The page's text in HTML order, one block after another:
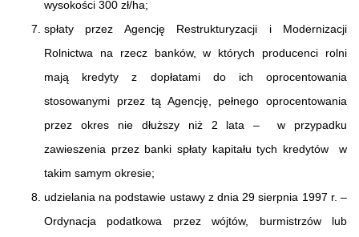
wysokości 300 zł/ha;
spłaty przez Agencję Restrukturyzacji i Modernizacji
Rolnictwa na rzecz banków, w których producenci rolni
mają kredyty z dopłatami do ich oprocentowania
stosowanymi przez tą Agencję, pełnego oprocentowania
przez okres nie dłuższy niż 2 lata – w przypadku
zawieszenia przez banki spłaty kapitału tych kredytów w
takim samym okresie;
udzielania na podstawie ustawy z dnia 29 sierpnia 1997 r. –
Ordynacja podatkowa przez wójtów, burmistrzów lub